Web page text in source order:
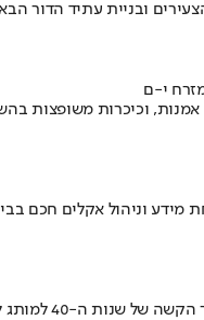
ובניית עתיד הדור
י-ם
מידע וניהול אקלים חכם